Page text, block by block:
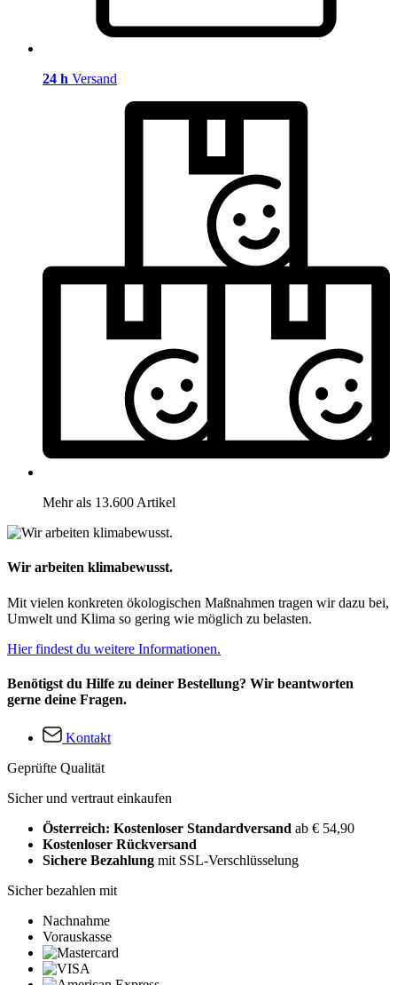
24 h Versand
Mehr als 13.600 Artikel
Wir arbeiten klimabewusst.
Mit vielen konkreten ökologischen Maßnahmen tragen wir dazu bei,
Umwelt und Klima so gering wie möglich zu belasten.
Hier findest du weitere Informationen.
Benötigst du Hilfe zu deiner Bestellung? Wir beantworten
gerne deine Fragen.
Kontakt
Geprüfte Qualität
Sicher und vertraut einkaufen
Österreich: Kostenloser Standardversand ab € 54,90
Kostenloser Rückversand
Sichere Bezahlung mit SSL-Verschlüsselung
Sicher bezahlen mit
Nachnahme
Vorauskasse